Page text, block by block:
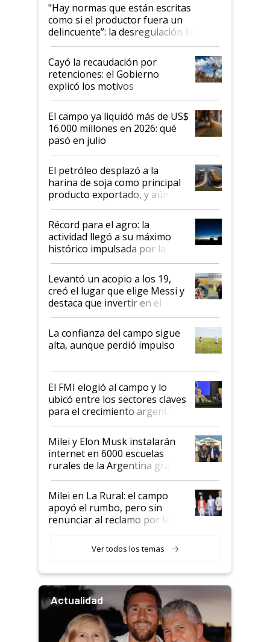
"Hay normas que están escritas
como si el productor fuera un
delincuente”: la desregulación llegó
al Congreso Aapresid y hasta se
habló del financiamiento al IPCVA
Cayó la recaudación por
retenciones: el Gobierno
explicó los motivos
El campo ya liquidó más de US$
16.000 millones en 2026: qué
pasó en julio
El petróleo desplazó a la
harina de soja como principal
producto exportado, y aún así
el agro aportó casi seis de cada
diez dólares y sostuvo el
liderazgo en un semestre
récord
Récord para el agro: la
actividad llegó a su máximo
histórico impulsada por la
cosecha y las exportaciones
Levantó un acopio a los 19,
creó el lugar que elige Messi y
destaca que invertir en el
kirchnerismo era como "darle
plata a un hijo para droga":
Juan Félix Rossetti, el libertario
que de una dura crisis salió
de Milei
La confianza del campo sigue
alta, aunque perdió impulso
El FMI elogió al campo y lo
ubicó entre los sectores claves
para el crecimiento argentino
Milei y Elon Musk instalarán
internet en 6000 escuelas
rurales de la Argentina gracias
a un acuerdo con Starlink
Milei en La Rural: el campo
apoyó el rumbo, pero sin
renunciar al reclamo por las
Ver todos los temas
Actualidad